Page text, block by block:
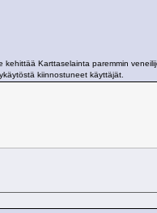
Karttaselainta paremmin
kiinnostuneet käyttäjät.